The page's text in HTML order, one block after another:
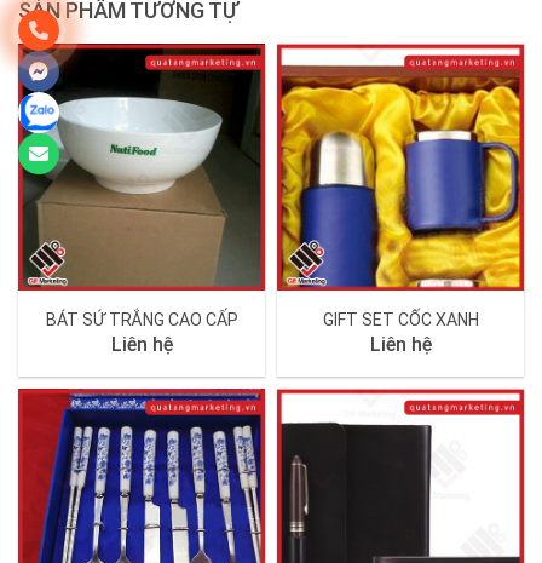
SẢN PHẨM TƯƠNG TỰ
BÁT SỨ TRẮNG CAO CẤP
Liên hệ
GIFT SET CỐC XANH
Liên hệ